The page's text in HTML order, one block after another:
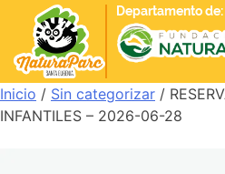
Departamento de:
Inicio / Sin categorizar /
INFANTILES – 2026-06-28